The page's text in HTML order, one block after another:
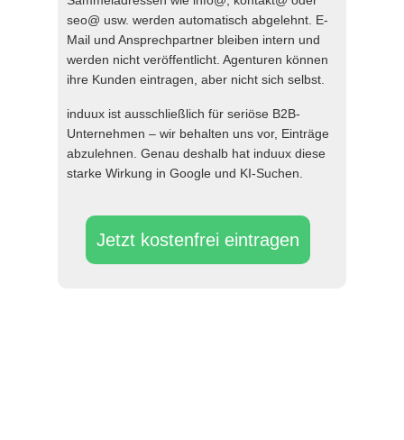
Jetzt kostenfrei eintragen
seo@ usw. werden automatisch abgelehnt. E-
Mail und Ansprechpartner bleiben intern und
werden nicht veröffentlicht. Agenturen können
ihre Kunden eintragen, aber nicht sich selbst.
induux ist ausschließlich für seriöse B2B-
Unternehmen – wir behalten uns vor, Einträge
abzulehnen. Genau deshalb hat induux diese
starke Wirkung in Google und KI-Suchen.